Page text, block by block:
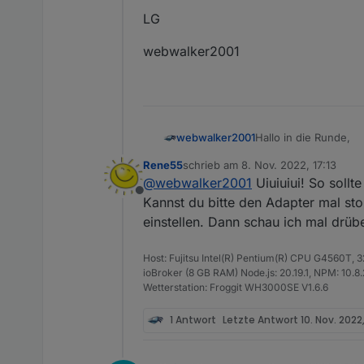
LG
webwalker2001
webwalker2001Hallo in die Runde,
ich bekomme ab und
solarmanpv.0
solarmanpv.0
solarmanpv.0
solarmanpv.0
solarmanpv.0
solarmanpv.0
Scheint aber sonst zu
RasPi4 mit 4GB
Node.js v16.18.1
NPM 8.19.2
LG
webwalker2001
Offline
Rene55schrieb am 8. Nov. 2022, 17:13
zuletzt editiert von
@webwalker2001 Uiuiuiui! So
Kannst du bitte den Adapter mal
einstellen. Dann schau ich mal
Host: Fujitsu Intel(R) Pentium(R) CPU G4560T,
ioBroker (8 GB RAM) Node.js: 20.19.1, NPM:
Wetterstation: Froggit WH3000SE V1.6.6
1 Antwort Letzte Antwort 10. Nov.